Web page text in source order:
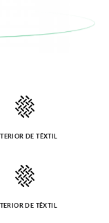
DE TÊXTIL
DE TÊXTIL